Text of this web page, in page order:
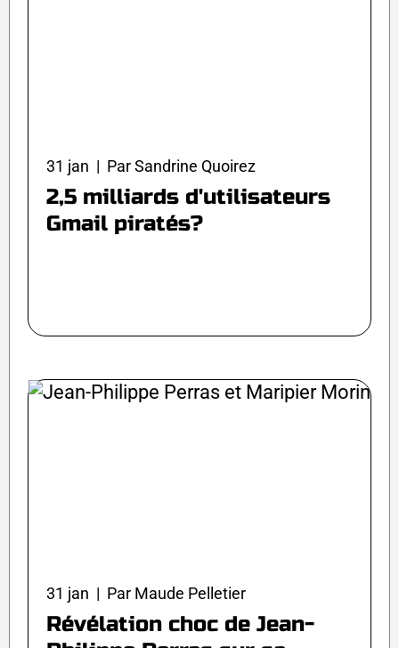
31 jan | Par Sandrine Quoirez
2,5 milliards d'utilisateurs
Gmail piratés?
31 jan | Par Maude Pelletier
Révélation choc de Jean-